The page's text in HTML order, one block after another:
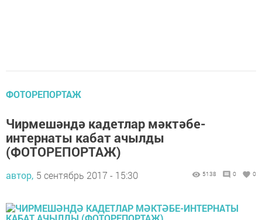
ФОТОРЕПОРТАЖ
Чирмешәндә кадетлар мәктәбе-
интернаты кабат ачылды
(ФОТОРЕПОРТАЖ)
автор, 5 сентябрь 2017 - 15:30 5138 0 0